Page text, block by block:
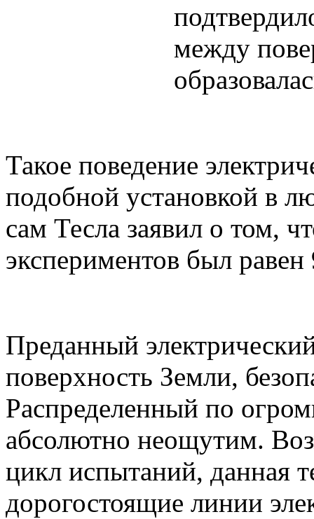
между
Такое поведение
подобной установкой в
сам Тесла заявил о том,
экспериментов был равен
Преданный
поверхность Земли,
Распределенный по
абсолютно неощутим.
цикл испытаний, данная
дорогостоящие линии